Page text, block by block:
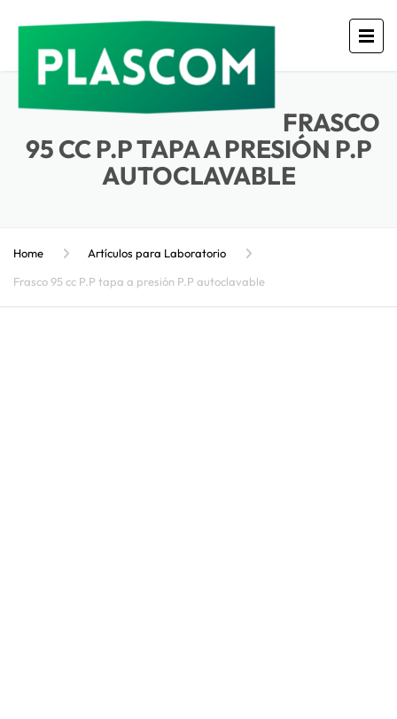
FRASCO
95 CC P.P TAPA A PRESIÓN P.P
AUTOCLAVABLE
Home
Artículos para Laboratorio
Frasco 95 cc P.P tapa a presión P.P autoclavable